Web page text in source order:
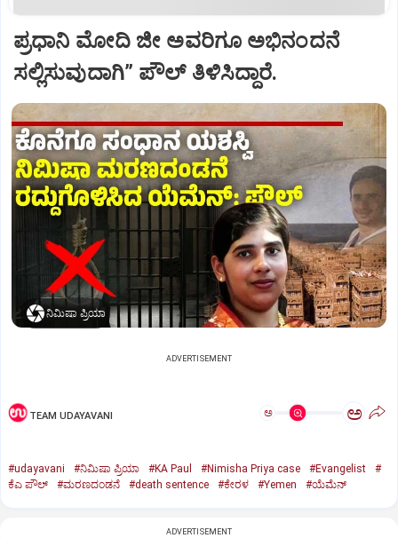
ಪ್ರಧಾನಿ ಮೋದಿ ಜೀ ಅವರಿಗೂ ಅಭಿನಂದನೆ
ಸಲ್ಲಿಸುವುದಾಗಿ” ಪೌಲ್‌ ತಿಳಿಸಿದ್ದಾರೆ.
ನಿಮಿಷಾ ಪ್ರಿಯಾ
ADVERTISEMENT
TEAM UDAYAVANI ಅ ಅ
#udayavani #ನಿಮಿಷಾ ಪ್ರಿಯಾ #KA Paul #Nimisha Priya case #Evangelist
#
ಕೆಎ ಪೌಲ್
#ಮರಣದಂಡನೆ #death sentence #ಕೇರಳ #Yemen #ಯೆಮೆನ್‌
ADVERTISEMENT